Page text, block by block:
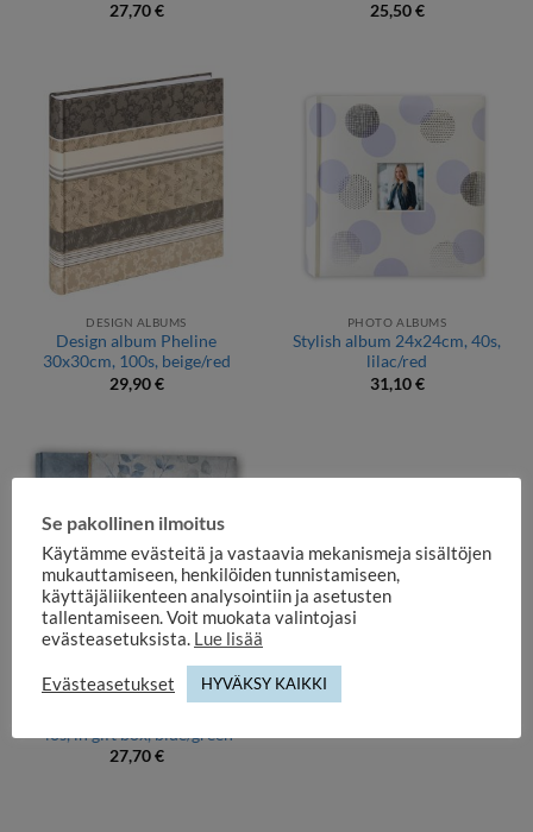
27,70€
25,50€
DESIGN ALBUMS
Design album Pheline
30x30cm, 100s, beige/red
29,90€
PHOTO ALBUMS
Stylish album 24x24cm, 40s,
lilac/red
31,10€
DESIGN ALBUMS
40s, in gift box, blue/green
27,70€
Se pakollinen ilmoitus
Käytämme evästeitä ja vastaavia mekanismeja sisältöjen
mukauttamiseen, henkilöiden tunnistamiseen,
käyttäjäliikenteen analysointiin ja asetusten
tallentamiseen. Voit muokata valintojasi
evästeasetuksista. Lue lisää
Evästeasetukset HYVÄKSY KAIKKI